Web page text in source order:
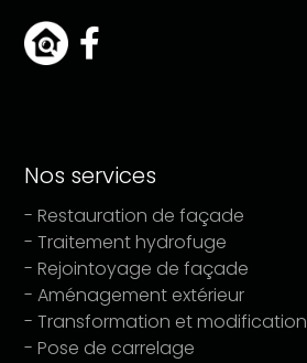
Nos services
- Restauration de façade
- Traitement hydrofuge
- Rejointoyage de façade
- Aménagement extérieur
- Transformation et modification
- Pose de carrelage